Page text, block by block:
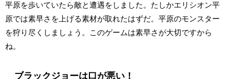
平原を歩いていたら敵と遭遇をしました。たしかエリシオン平
原では素早さを上げる素材が取れたはずだ。平原のモンスター
を狩り尽くしましょう。このゲームは素早さが大切ですから
ね。
ブラックジョーは口が悪い！